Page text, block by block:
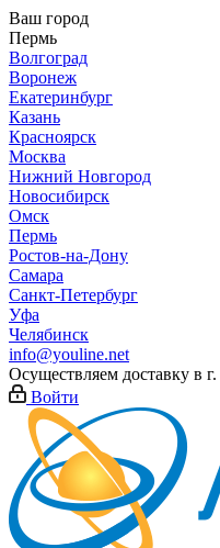
Ваш город
Пермь
Волгоград
Воронеж
Екатеринбург
Казань
Красноярск
Москва
Нижний Новгород
Новосибирск
Омск
Пермь
Ростов-на-Дону
Самара
Санкт-Петербург
Уфа
Челябинск
info@youline.net
Осуществляем доставку в г.
Войти